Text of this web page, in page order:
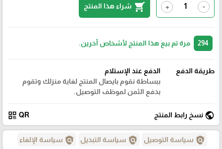
-
+
shopping_cart شراء هذا المنتج
مرة تم بيع هذا المنتج لأشخاص آخرين.
طريقة الدفع
الدفع عند الإستلام
ببساطة نقوم بايصال المنتج لغاية منزلك وتقوم
بدفع الثمن لموظف التوصيل.
public نسخ رابط المنتج QR
qr_code
policy سياسة التوصيل policy سياسة التبديل policy سياسة الإلغاء